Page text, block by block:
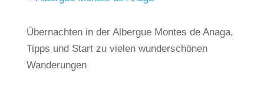
Übernachten in der Albergue Montes de Anaga,
Tipps und Start zu vielen wunderschönen
Wanderungen